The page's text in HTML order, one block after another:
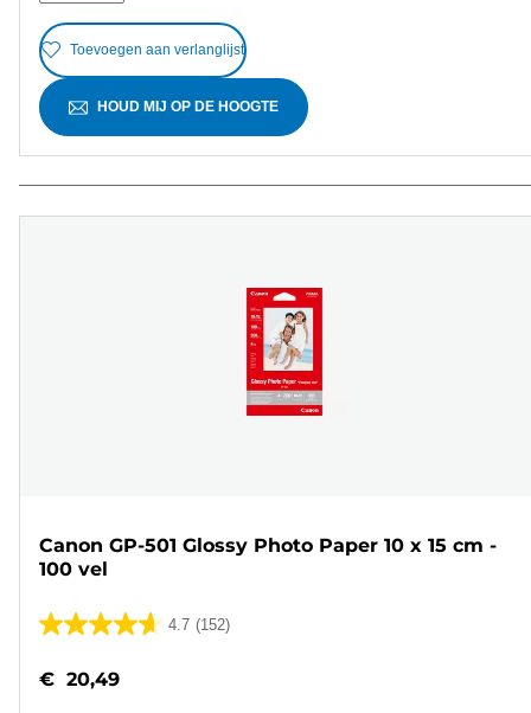
Toevoegen aan verlanglijst
HOUD MIJ OP DE HOOGTE
Canon GP-501 Glossy Photo Paper 10 x 15 cm -
100 vel
4.7 (152)
4.7
de
€ 20,49